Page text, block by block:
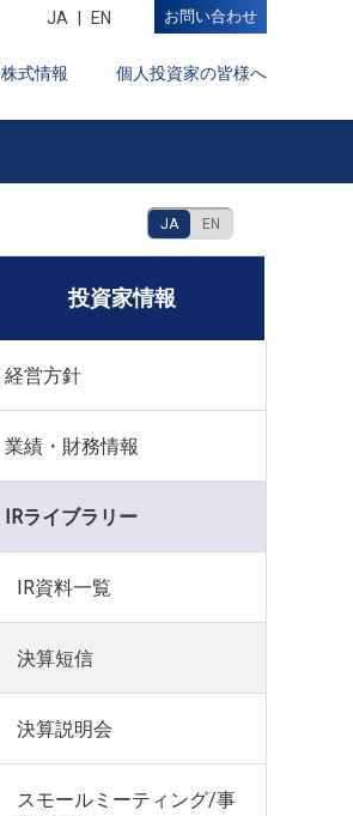
投資家情報
経営方針
業績・財務情報
IRライブラリー
IR資料一覧
決算短信
決算説明会
スモールミーティング/事
JA EN
お問い合わせ
JA EN
株式情報 個人投資家の皆様へ